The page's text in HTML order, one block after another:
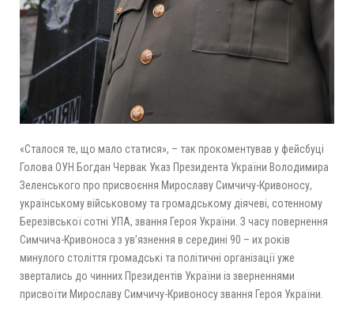
«Сталося те, що мало статися», – так прокоментував у фейсбуці
Голова ОУН Богдан Червак Указ Президента України Володимира
Зеленського про присвоєння Мирославу Симчичу-Кривоносу,
українському військовому та громадському діячеві, сотенному
Березівської сотні УПА, звання Героя України. З часу повернення
Симчича-Кривоноса з ув’язнення в середині 90 – их років
минулого століття громадські та політичні організації уже
звертались до чинних Президентів України із зверненнями
присвоїти Мирославу Симчичу-Кривоносу звання Героя України.